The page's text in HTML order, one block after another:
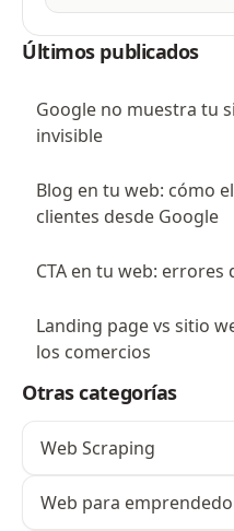
Últimos publicados
Google no muestra tu
invisible
Blog en tu web: cómo
clientes desde Google
CTA en tu web:
Landing page vs sitio
los comercios
Otras categorías
Web Scraping
Web para